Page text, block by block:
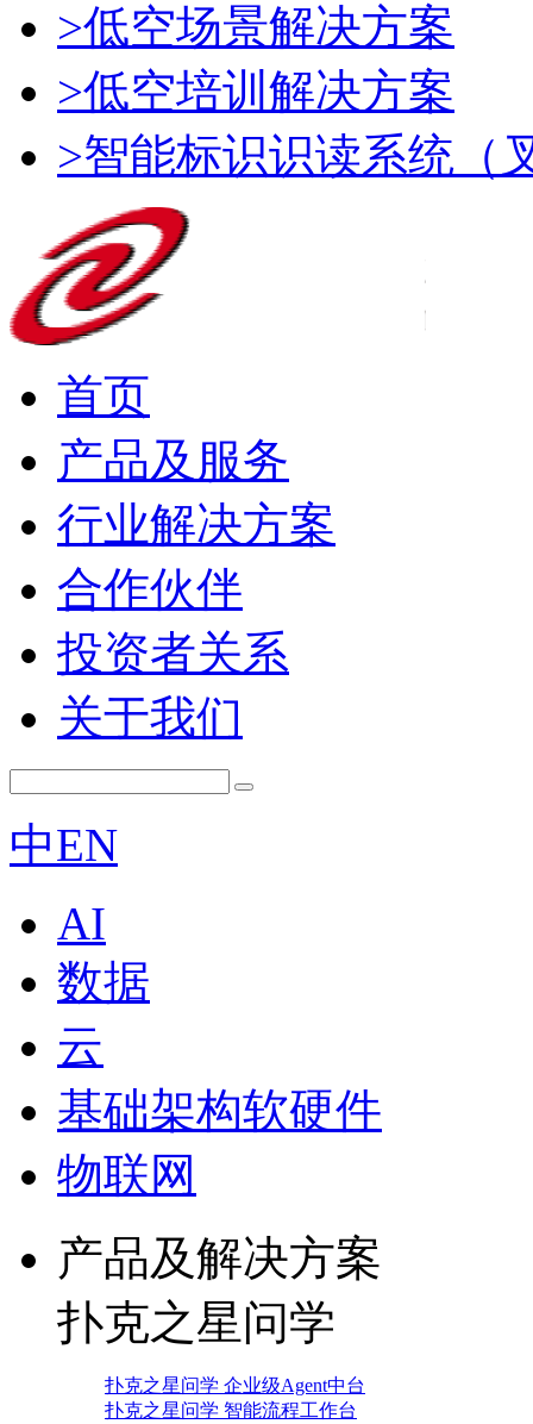
>低空场景解决方案
>低空培训解决方案
>智能标识识读系统（
首页
产品及服务
行业解决方案
合作伙伴
投资者关系
关于我们
中EN
AI
数据
云
基础架构软硬件
物联网
产品及解决方案
扑克之星问学
扑克之星问学 企业级Agent中台
扑克之星问学 智能流程工作台